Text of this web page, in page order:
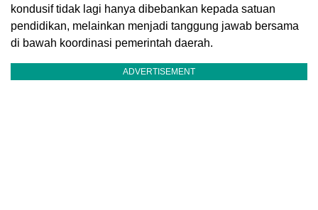
kondusif tidak lagi hanya dibebankan kepada satuan
pendidikan, melainkan menjadi tanggung jawab bersama
di bawah koordinasi pemerintah daerah.
ADVERTISEMENT